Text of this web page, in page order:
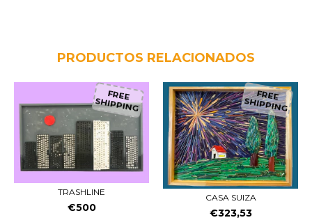
PRODUCTOS RELACIONADOS
FREE
SHIPPING
TRASHLINE
€500
FREE
SHIPPING
CASA SUIZA
€323,53